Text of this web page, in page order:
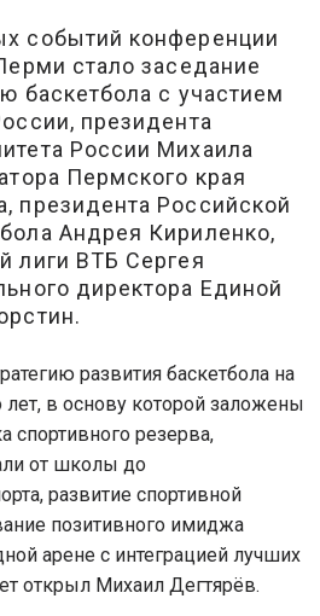
событий конференции
стало заседание
баскетбола с участием
президента
России Михаила
Пермского края
президента Российской
Андрея Кириленко,
лиги ВТБ Сергея
директора Единой
развития баскетбола на
в основу которой заложены
спортивного резерва,
от школы до
развитие спортивной
позитивного имиджа
арене с интеграцией лучших
открыл Михаил Дегтярёв.